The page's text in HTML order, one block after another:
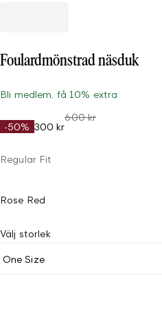
Foulardmönstrad näsduk
Bli medlem, få 10% extra
-50% 300 kr
600 kr
Regular Fit
Rose Red
Välj storlek
One Size